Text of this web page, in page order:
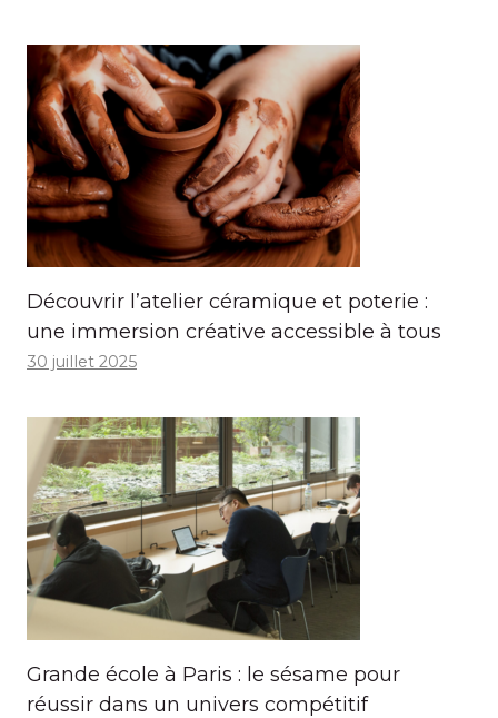
Découvrir l’atelier céramique et poterie :
une immersion créative accessible à tous
30 juillet 2025
Grande école à Paris : le sésame pour
réussir dans un univers compétitif